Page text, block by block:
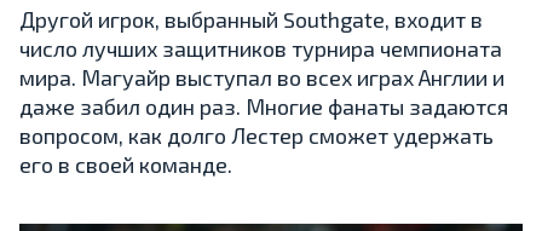
Другой игрок, выбранный Southgate, входит в
число лучших защитников турнира чемпионата
мира. Магуайр выступал во всех играх Англии и
даже забил один раз. Многие фанаты задаются
вопросом, как долго Лестер сможет удержать
его в своей команде.